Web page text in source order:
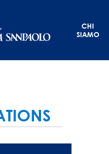
principale
CHI
SIAMO